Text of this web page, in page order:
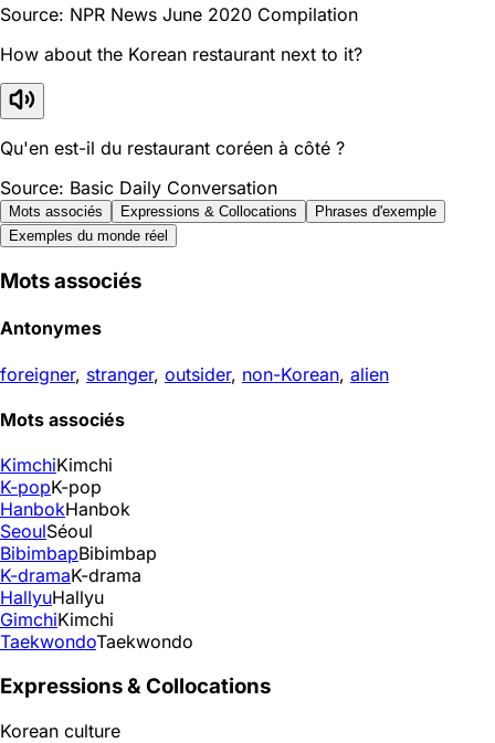
Source: NPR News June 2020 Compilation
How about the Korean restaurant next to it?
Qu'en est-il du restaurant coréen à côté ?
Source: Basic Daily Conversation
Mots associés Expressions & Collocations
Phrases d'exemple
Exemples du monde réel
Mots associés
Antonymes
foreigner, stranger, outsider, non-Korean, alien
Mots associés
KimchiKimchi
K-popK-pop
HanbokHanbok
SeoulSéoul
BibimbapBibimbap
K-dramaK-drama
HallyuHallyu
GimchiKimchi
TaekwondoTaekwondo
Expressions & Collocations
Korean culture